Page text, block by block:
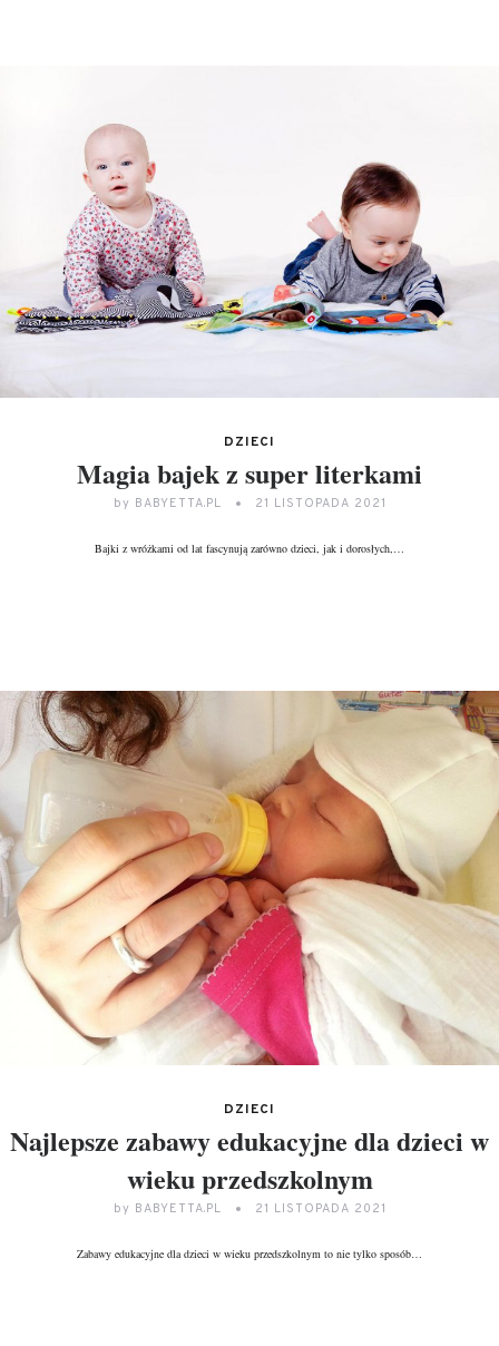
DZIECI
Magia bajek z super literkami
by BABYETTA.PL 21 LISTOPADA 2021
Bajki z wróżkami od lat fascynują zarówno dzieci, jak i dorosłych,…
DZIECI
Najlepsze zabawy edukacyjne dla dzieci w
wieku przedszkolnym
by BABYETTA.PL 21 LISTOPADA 2021
Zabawy edukacyjne dla dzieci w wieku przedszkolnym to nie tylko sposób…